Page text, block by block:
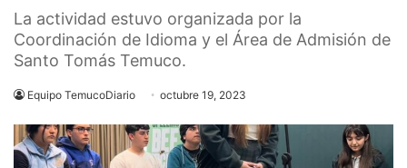
La actividad estuvo organizada por la
Coordinación de Idioma y el Área de Admisión de
Santo Tomás Temuco.
Equipo TemucoDiario octubre 19, 2023